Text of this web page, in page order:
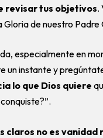
revisar tus objetivos.
Gloria de nuestro Padre
especialmente en
un instante y
lo que Dios quiere
claros no es vanidad